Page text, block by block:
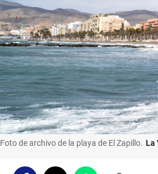
Foto de archivo de la playa de El Zapillo. La